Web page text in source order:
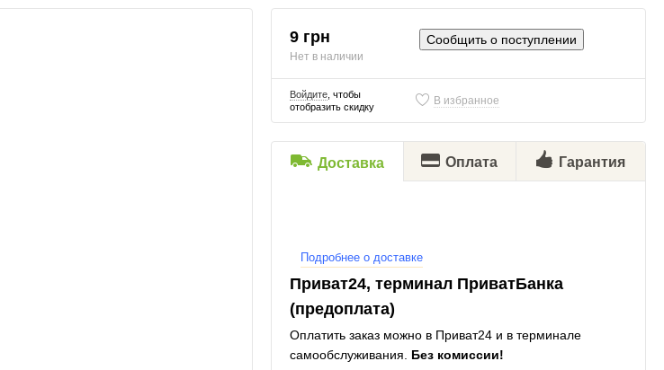
9 грн
Нет в наличии
Сообщить о поступлении
Войдите, чтобы
отобразить скидку
В избранное
Доставка Оплата Гарантия
Подробнее о доставке
Приват24, терминал ПриватБанка
(предоплата)
Оплатить заказ можно в Приват24 и в терминале
самообслуживания. Без комиссии!